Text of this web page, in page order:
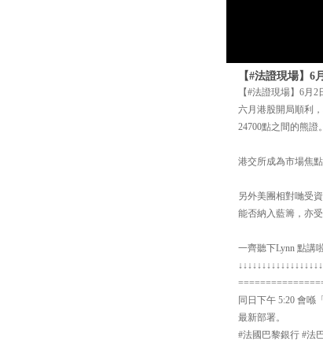
【#法證現場】6
【#法證現場】6月2
六月港股開局順利
24700點之間的熊證。
港交所成為市場焦
另外美團相對哋受
能否納入藍籌，亦
一齊聽下Lynn 點講
同日下午 5:20 會喺
最新部署。
#法國巴黎銀行 #法